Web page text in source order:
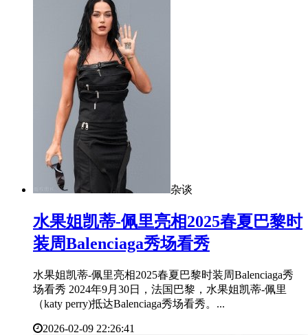
杂谈
​水果姐凯蒂-佩里亮相2025春夏巴黎时
装周Balenciaga秀场看秀
水果姐凯蒂-佩里亮相2025春夏巴黎时装周Balenciaga秀
场看秀 2024年9月30日，法国巴黎，水果姐凯蒂-佩里
（katy perry)抵达Balenciaga秀场看秀。...
2026-02-09 22:26:41